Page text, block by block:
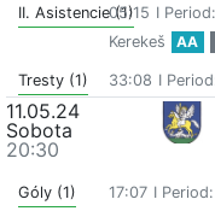
II. Asistencie (1)
05:15 I
Kerekeš
AA
Tresty (1) 33:08 I
11.05.24
Sobota
20:30
Góly (1) 17:07 I